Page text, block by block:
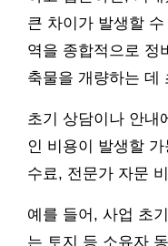
큰 차이가 발생할
역을 종합적으로 정
축물을 개량하는 데
초기 상담이나 안내
인 비용이 발생할
수료, 전문가 자문
예를 들어, 사업 초
는 토지 등 소유자